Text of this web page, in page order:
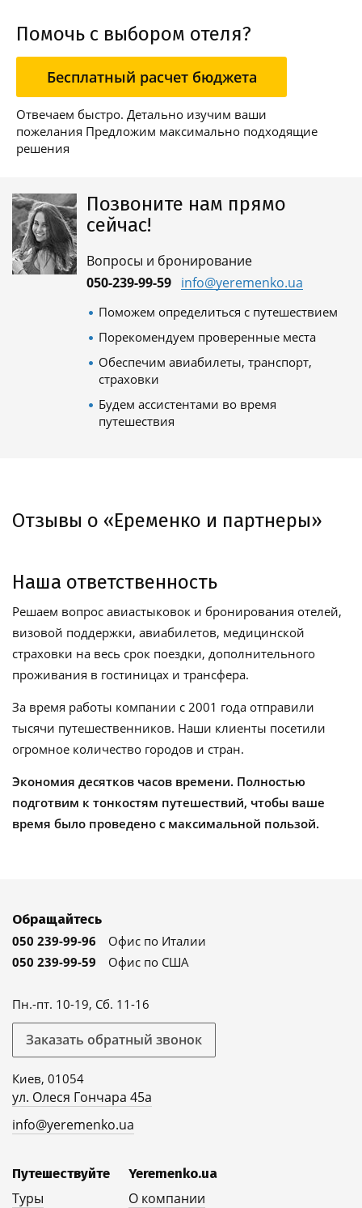
Помочь с выбором отеля?
Бесплатный расчет бюджета
Отвечаем быстро. Детально изучим ваши
пожелания Предложим максимально подходящие
решения
Позвоните нам прямо
сейчас!
Вопросы и бронирование
050-239-99-59 info@yeremenko.ua
Поможем определиться с путешествием
Порекомендуем проверенные места
Обеспечим авиабилеты, транспорт,
страховки
Будем ассистентами во время
путешествия
Отзывы о «Еременко и партнеры»
Наша ответственность
Решаем вопрос авиастыковок и бронирования отелей,
визовой поддержки, авиабилетов, медицинской
страховки на весь срок поездки, дополнительного
проживания в гостиницах и трансфера.
За время работы компании с 2001 года отправили
тысячи путешественников. Наши клиенты посетили
огромное количество городов и стран.
Экономия десятков часов времени. Полностью
подготвим к тонкостям путешествий, чтобы ваше
время было проведено с максимальной пользой.
Обращайтесь
050 239-99-96
Офис по Италии
050 239-99-59
Офис по США
Пн.-пт. 10-19, Сб. 11-16
Заказать обратный звонок
Киев, 01054
ул. Олеся Гончара 45а
info@yeremenko.ua
Путешествуйте
Туры
Yeremenko.ua
О компании